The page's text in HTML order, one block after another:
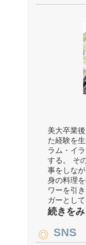
美大卒業
た経験を
ラム・イ
する。 そ
事をしな
身の料理
ワーを引
ガーとし
続きをみ
SNS